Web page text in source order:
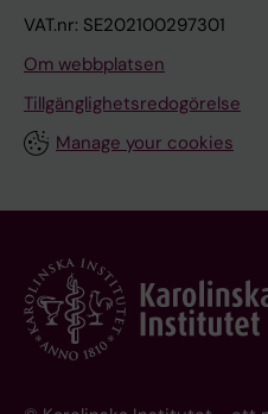
VAT.nr: SE202100297301
Om webbplatsen
Tillgänglighetsredogörelse
Manage your cookies